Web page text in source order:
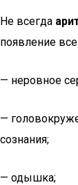
Не всегда
появление
— неровное
—
сознания;
— одышка;